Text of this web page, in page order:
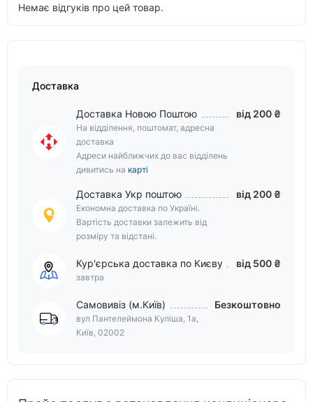
Немає відгуків про цей товар.
Доставка
Доставка Новою Поштою
На відділення, поштомат, адресна
доставка
Адреси найближчих до вас відділень
дивитись на карті
від 200 ₴
Доставка Укр поштою
Економна доставка по Україні.
Вартість доставки залежить від
розміру та відстані.
від 200 ₴
Кур'єрська доставка по Києву
завтра
від 500 ₴
Самовивіз (м.Київ)
вул Пантелеймона Куліша, 1а,
Київ, 02002
Безкоштовно